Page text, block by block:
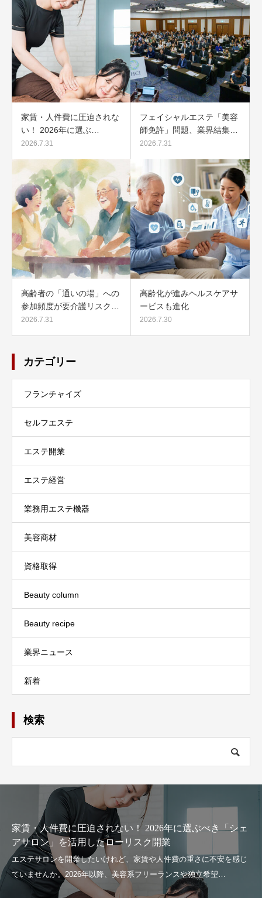
家賃・人件費に圧迫されな
い！ 2026年に選ぶ…
2026.7.31
フェイシャルエステ「美容
師免許」問題、業界結集…
2026.7.31
高齢者の「通いの場」への
参加頻度が要介護リスク…
2026.7.31
高齢化が進みヘルスケアサ
ービスも進化
2026.7.30
カテゴリー
フランチャイズ
セルフエステ
エステ開業
エステ経営
業務用エステ機器
美容商材
資格取得
Beauty column
Beauty recipe
業界ニュース
新着
検索
家賃・人件費に圧迫されない！ 2026年に選ぶべき「シェ
アサロン」を活用したローリスク開業